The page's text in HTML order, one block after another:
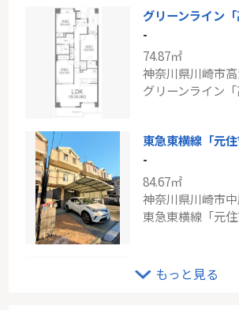
-
74.87㎡
神奈川県川崎市
東急東横線「元
-
84.67㎡
神奈川県川崎市
東急東横線「元
-
もっと見る